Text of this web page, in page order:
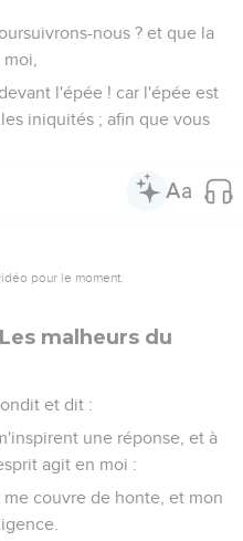
nous ? et que la
l'épée ! car l'épée est
iniquités ; afin que vous
pour le moment.
malheurs du
et dit :
une réponse, et à
agit en moi :
couvre de honte, et mon